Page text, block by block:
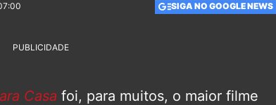
SIGA NO GOOGLE NEWS
PUBLICIDADE
Casa foi, para muitos, o maior filme